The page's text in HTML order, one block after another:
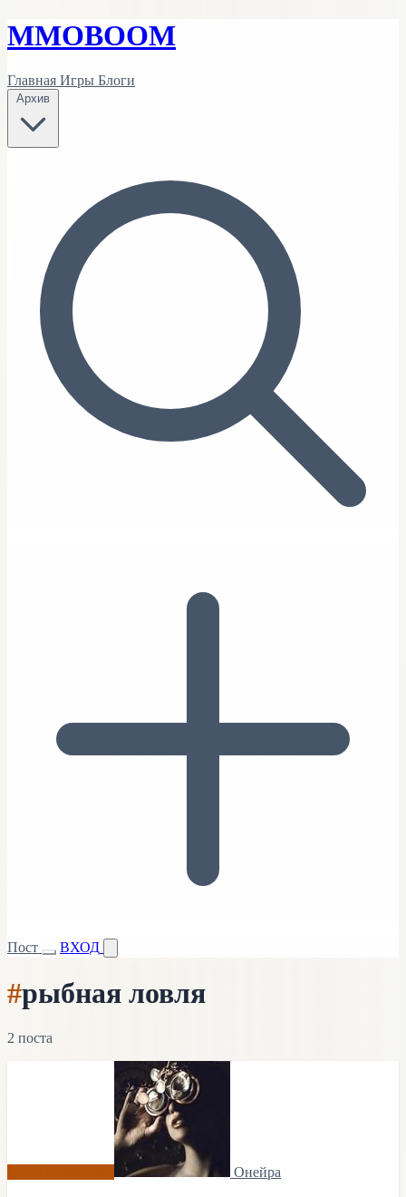
MMOBOOM
Главная Игры Блоги
Архив
Пост ВХОД
#рыбная ловля
2 поста
Онейра